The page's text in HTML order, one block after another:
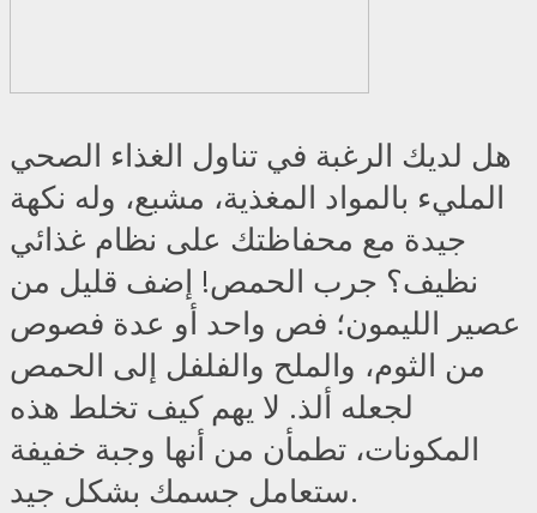
هل لديك الرغبة في تناول الغذاء الصحي
المليء بالمواد المغذية، مشبع، وله نكهة
جيدة مع محفاظتك على نظام غذائي
نظيف؟ جرب الحمص! إضف قليل من
عصير الليمون؛ فص واحد أو عدة فصوص
من الثوم، والملح والفلفل إلى الحمص
لجعله ألذ. لا يهم كيف تخلط هذه
المكونات، تطمأن من أنها وجبة خفيفة
ستعامل جسمك بشكل جيد.